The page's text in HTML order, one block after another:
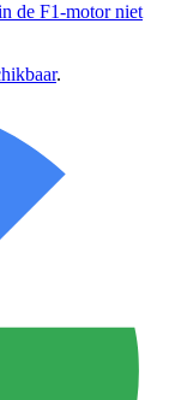
de F1-motor niet
.